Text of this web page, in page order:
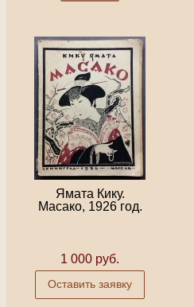
Ямата Кику.
Масако, 1926 год.
1 000 руб.
Оставить заявку